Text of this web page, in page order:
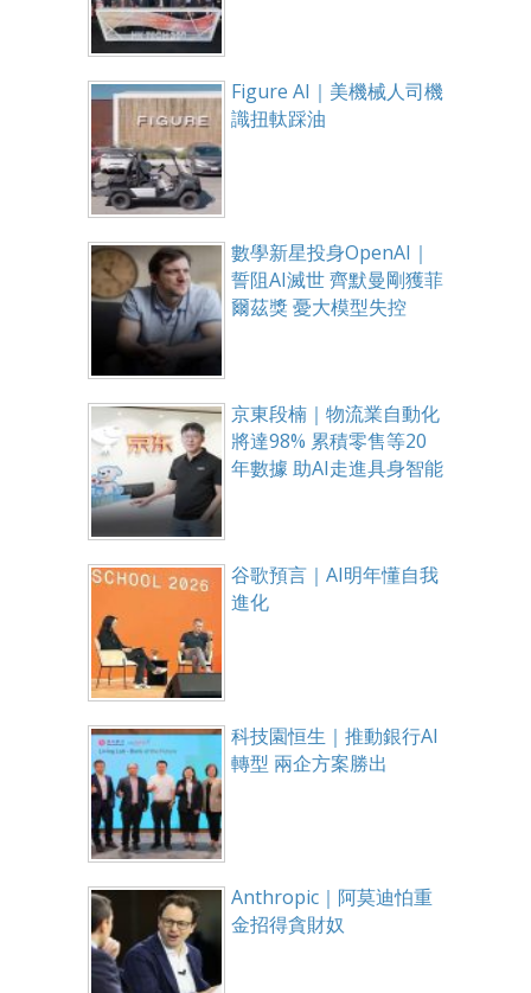
Figure AI｜美機械人司機
識扭軚踩油
數學新星投身OpenAI｜
誓阻AI滅世 齊默曼剛獲菲
爾茲獎 憂大模型失控
京東段楠｜物流業自動化
將達98% 累積零售等20
年數據 助AI走進具身智能
谷歌預言｜AI明年懂自我
進化
科技園恒生｜推動銀行AI
轉型 兩企方案勝出
Anthropic｜阿莫迪怕重
金招得貪財奴